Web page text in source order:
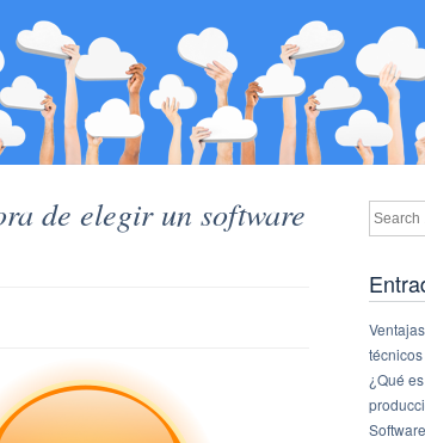
de elegir un software
técnicos
¿Qué